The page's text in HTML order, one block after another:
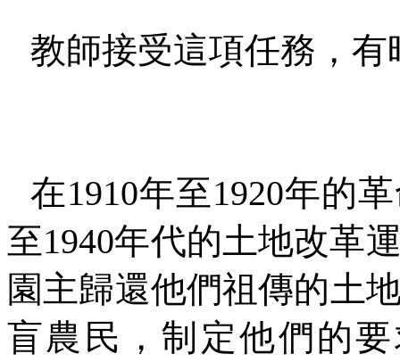
教師接受這項任務，
在1910年至1920年的
至1940年代的土地改革
園主歸還他們祖傳的土
盲農民，制定他們的